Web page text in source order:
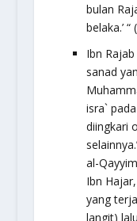
bulan
belaka.’ “
Ibn
sanad
isra`
diingkari
al-
Ibn
yang
langit)